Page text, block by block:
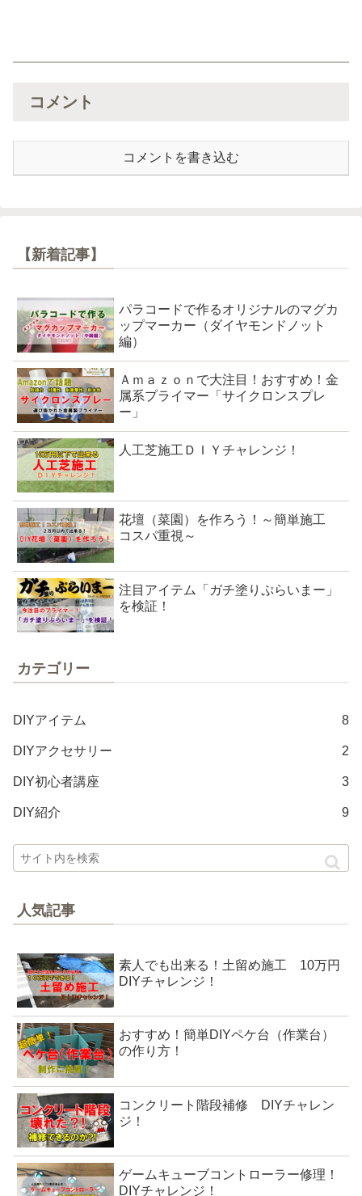
コメント
コメントを書き込む
【新着記事】
パラコードで作るオリジナルのマグカ
ップマーカー（ダイヤモンドノット
編）
Ａｍａｚｏｎで大注目！おすすめ！金
属系プライマー「サイクロンスプレ
ー」
人工芝施工ＤＩＹチャレンジ！
花壇（菜園）を作ろう！～簡単施工
コスパ重視～
注目アイテム「ガチ塗りぷらいまー」
を検証！
カテゴリー
DIYアイテム 8
DIYアクセサリー 2
DIY初心者講座 3
DIY紹介 9
人気記事
素人でも出来る！土留め施工 10万円
DIYチャレンジ！
おすすめ！簡単DIYペケ台（作業台）
の作り方！
コンクリート階段補修 DIYチャレン
ジ！
ゲームキューブコントローラー修理！
DIYチャレンジ！